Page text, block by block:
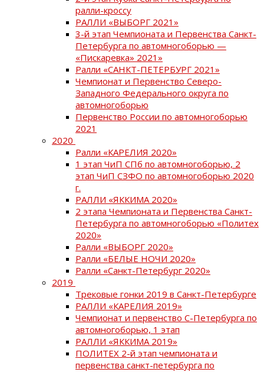
ралли-кроссу
РАЛЛИ «ВЫБОРГ 2021»
3-й этап Чемпионата и Первенства Санкт-
Петербурга по автомногоборью —
«Пискаревка» 2021»
Ралли «САНКТ-ПЕТЕРБУРГ 2021»
Чемпионат и Первенство Северо-
Западного Федерального округа по
автомногоборью
Первенство России по автомногоборью
2021
2020
Ралли «КАРЕЛИЯ 2020»
1 этап ЧиП СПб по автомногоборью, 2
этап ЧиП СЗФО по автомногоборью 2020
г.
РАЛЛИ «ЯККИМА 2020»
2 этапа Чемпионата и Первенства Санкт-
Петербурга по автомногоборью «Политех
2020»
Ралли «ВЫБОРГ 2020»
Ралли «БЕЛЫЕ НОЧИ 2020»
Ралли «Санкт-Петербург 2020»
2019
Трековые гонки 2019 в Санкт-Петербурге
РАЛЛИ «КАРЕЛИЯ 2019»
Чемпионат и первенство С-Петербурга по
автомногоборью, 1 этап
РАЛЛИ «ЯККИМА 2019»
ПОЛИТЕХ 2-й этап чемпионата и
первенства санкт-петербурга по